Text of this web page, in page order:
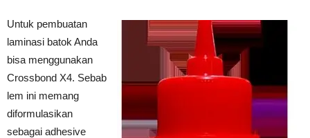
Untuk pembuatan
laminasi batok Anda
bisa menggunakan
Crossbond X4. Sebab
lem ini memang
diformulasikan
sebagai adhesive